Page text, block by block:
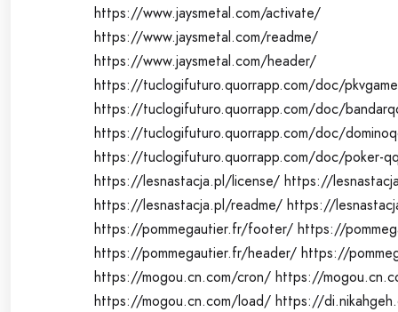
https://www.jaysmetal.com/activate/
https://www.jaysmetal.com/readme/
https://www.jaysmetal.com/header/
https://tuclogifuturo.quorrapp.com/doc/
https://tuclogifuturo.quorrapp.com/doc/
https://tuclogifuturo.quorrapp.com/doc/
https://tuclogifuturo.quorrapp.com/doc/poker-
https://lesnastacja.pl/license/ https://
https://lesnastacja.pl/readme/ https://
https://pommegautier.fr/footer/ https://
https://pommegautier.fr/header/ https://
https://mogou.cn.com/cron/ https://
https://mogou.cn.com/load/ https://